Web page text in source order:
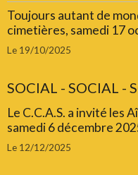
Toujours autant de
cimetières, samedi 17
Le 19/10/2025
SOCIAL - SOCIAL -
Le C.C.A.S. a invité les
samedi 6 décembre
Le 12/12/2025